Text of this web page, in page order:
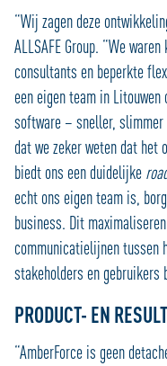
“Wij zagen deze
ALLSAFE Group. “We
consultants en beperkte
een eigen team in Litouwen
software – sneller, slimmer
dat we zeker weten dat het
biedt ons een duidelijke
echt ons eigen team is,
business. Dit
communicatielijnen tussen
stakeholders en gebruikers
PRODUCT- EN
“AmberForce is geen